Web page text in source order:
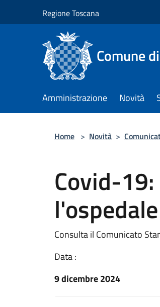
Regione Toscana
Comune
Amministrazione Novità
Home > Novità >
Covid-
Consulta il Comunicato
Data :
9 dicembre 2024